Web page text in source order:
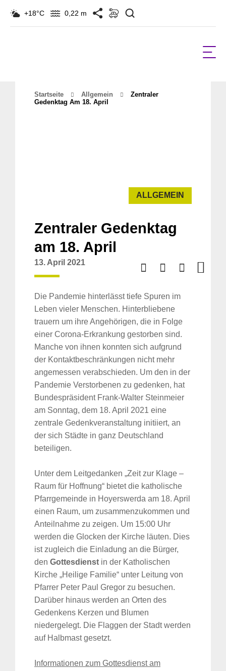
+18°C 0,22 m
Startseite Allgemein
Zentraler
Gedenktag Am 18. April
ALLGEMEIN
Zentraler Gedenktag
am 18. April
13. April 2021
Die Pandemie hinterlässt tiefe Spuren im
Leben vieler Menschen. Hinterbliebene
trauern um ihre Angehörigen, die in Folge
einer Corona-Erkrankung gestorben sind.
Manche von ihnen konnten sich aufgrund
der Kontaktbeschränkungen nicht mehr
angemessen verabschieden. Um den in der
Pandemie Verstorbenen zu gedenken, hat
Bundespräsident Frank-Walter Steinmeier
am Sonntag, dem 18. April 2021 eine
zentrale Gedenkveranstaltung initiiert, an
der sich Städte in ganz Deutschland
beteiligen.
Unter dem Leitgedanken „Zeit zur Klage –
Raum für Hoffnung“ bietet die katholische
Pfarrgemeinde in Hoyerswerda am 18. April
einen Raum, um zusammenzukommen und
Anteilnahme zu zeigen. Um 15:00 Uhr
werden die Glocken der Kirche läuten. Dies
ist zugleich die Einladung an die Bürger,
den Gottesdienst in der Katholischen
Kirche „Heilige Familie“ unter Leitung von
Pfarrer Peter Paul Gregor zu besuchen.
Darüber hinaus werden an Orten des
Gedenkens Kerzen und Blumen
niedergelegt. Die Flaggen der Stadt werden
auf Halbmast gesetzt.
Informationen zum Gottesdienst am